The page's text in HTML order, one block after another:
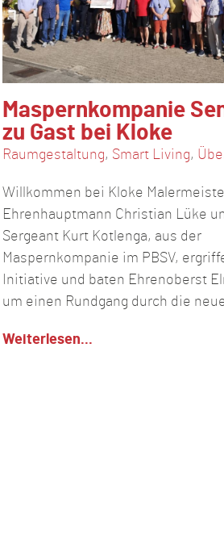
Maspernkompanie
zu Gast bei Kloke
Raumgestaltung, Smart Living,
Willkommen bei Kloke
Ehrenhauptmann Christian Lüke
Sergeant Kurt Kotlenga, aus der
Maspernkompanie im PBSV,
Initiative und baten Ehrenoberst
um einen Rundgang durch die
Weiterlesen...